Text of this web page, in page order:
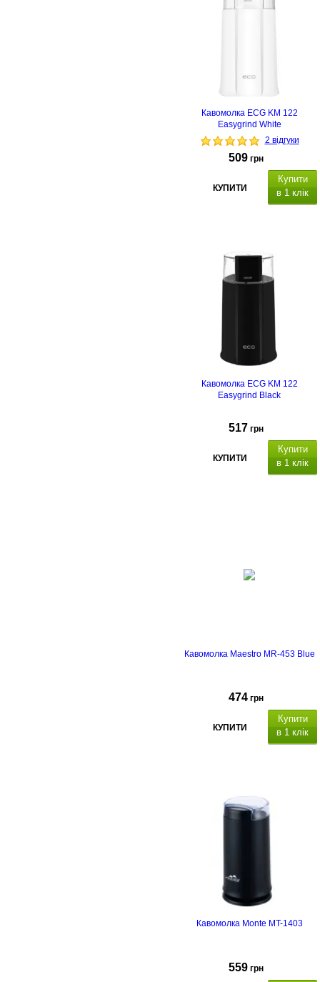
Кавомолка ECG KM 122
Easygrind White
2 відгуки
509 грн
КУПИТИ
Купити
в 1 клік
Кавомолка ECG KM 122
Easygrind Black
517 грн
КУПИТИ
Купити
в 1 клік
Кавомолка Maestro MR-453 Blue
474 грн
КУПИТИ
Купити
в 1 клік
Кавомолка Monte MT-1403
559 грн